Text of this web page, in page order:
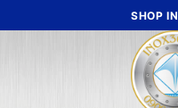
qua
SHOP